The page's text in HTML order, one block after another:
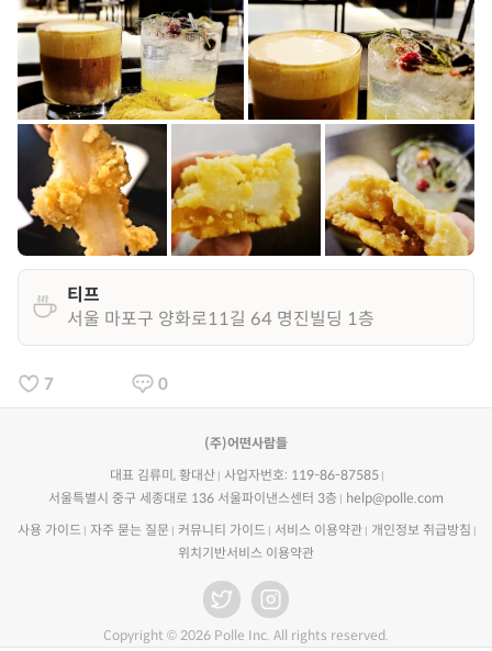
티프
서울 마포구 양화로11길 64 명진빌딩 1층
7 0
(주)어떤사람들
대표 김류미, 황대산
사업자번호: 119-86-87585
서울특별시 중구 세종대로 136 서울파이낸스센터 3층
help@polle.com
사용 가이드 자주 묻는 질문 커뮤니티 가이드 서비스 이용약관
개인정보 취급방침
위치기반서비스 이용약관
Copyright © 2026 Polle Inc. All rights reserved.